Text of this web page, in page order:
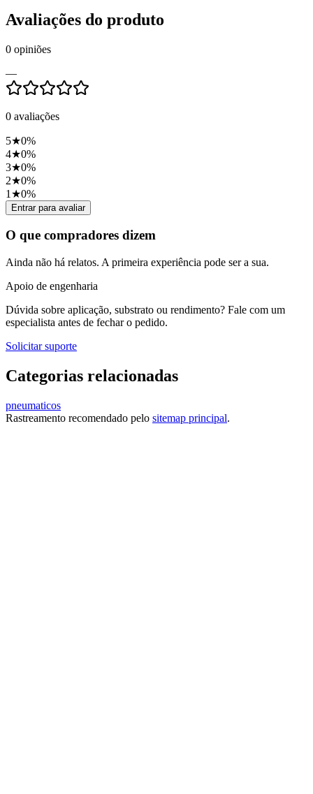
Avaliações do produto
0 opiniões
—
0 avaliações
5★0%
4★0%
3★0%
2★0%
1 ★0%
Entrar para avaliar
O que compradores dizem
Ainda não há relatos. A primeira experiência pode ser a sua.
Apoio de engenharia
Dúvida sobre aplicação, substrato ou rendimento? Fale com um
especialista antes de fechar o pedido.
Solicitar suporte
Categorias relacionadas
pneumaticos
Rastreamento recomendado pelo sitemap principal.